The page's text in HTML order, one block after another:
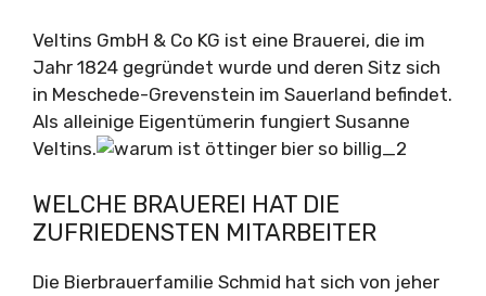
Veltins GmbH & Co KG ist eine Brauerei, die im
Jahr 1824 gegründet wurde und deren Sitz sich
in Meschede-Grevenstein im Sauerland befindet.
Als alleinige Eigentümerin fungiert Susanne
Veltins.
WELCHE BRAUEREI HAT DIE
ZUFRIEDENSTEN MITARBEITER
Die Bierbrauerfamilie Schmid hat sich von jeher